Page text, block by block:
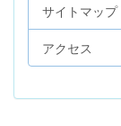
サイトマップ
アクセス